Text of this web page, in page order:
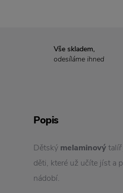
Vše skladem,
odesíláme ihned
Popis
Dětský melaminový
děti, které už učíte jíst a
nádobí.